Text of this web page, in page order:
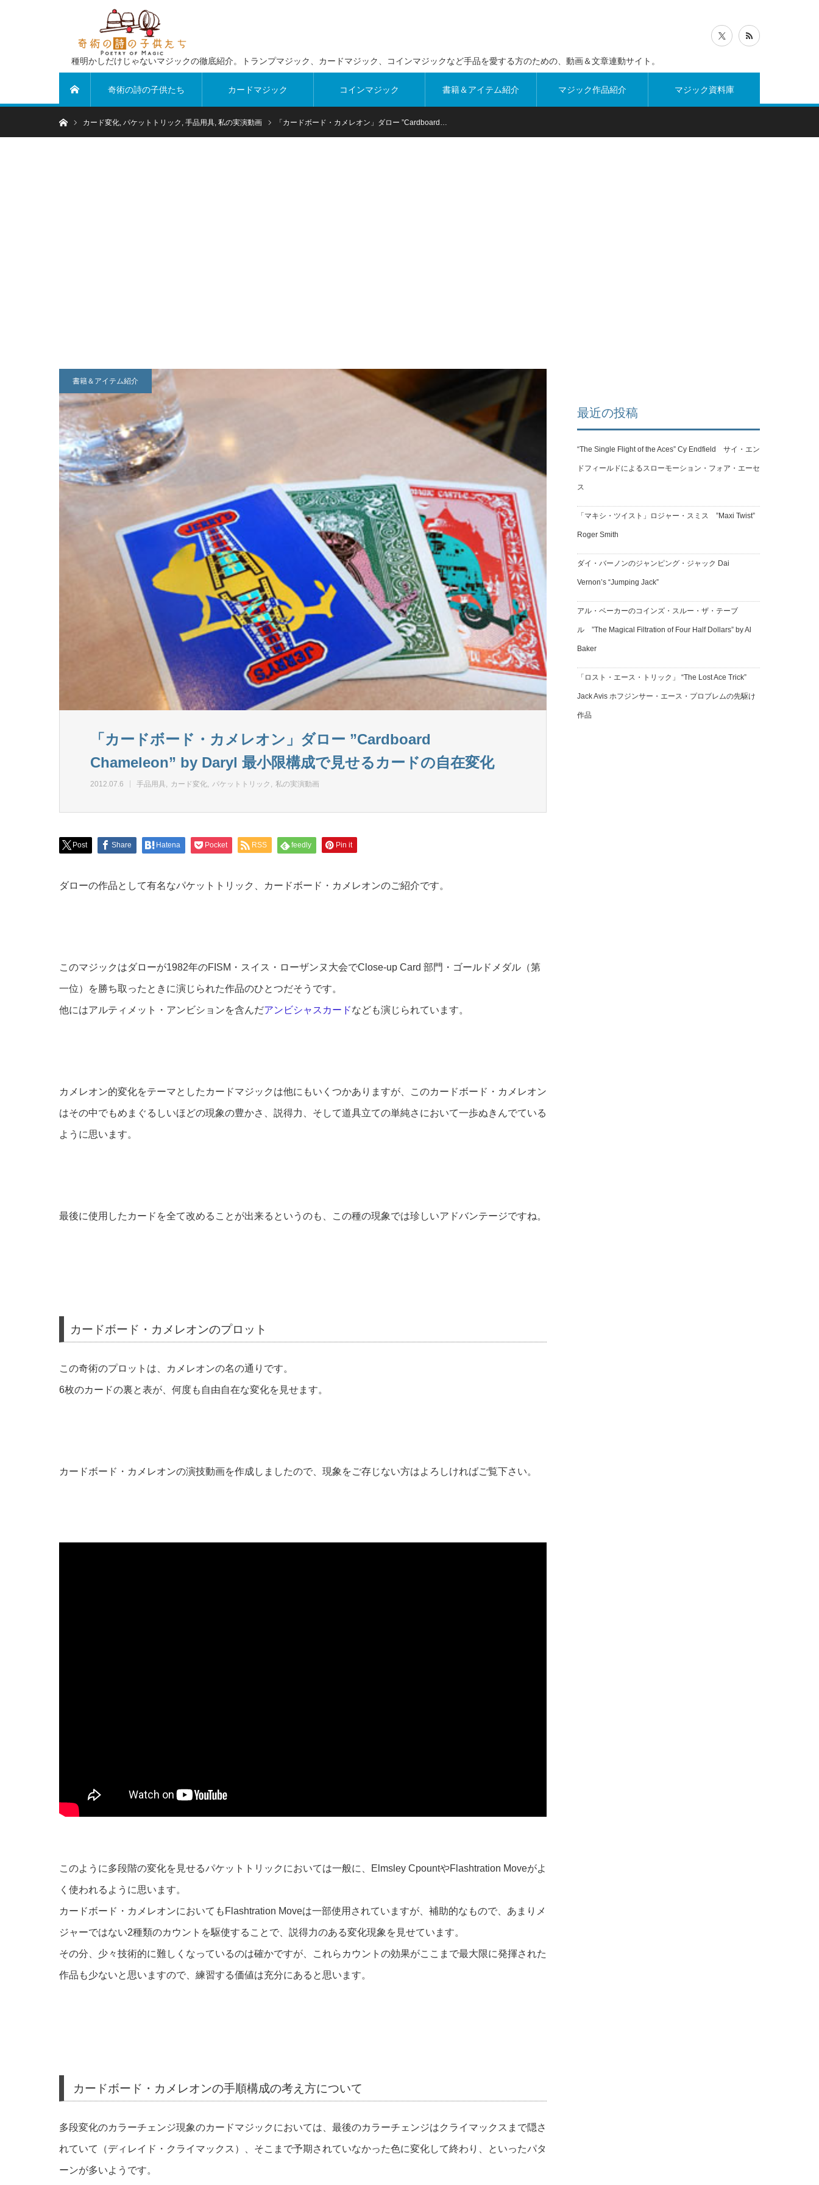
種明かしだけじゃないマジックの徹底紹介。トランプマジック、カードマジック、コインマジックなど手品を愛する方のための、動画＆文章連動サイト。
奇術の詩の子供たち カードマジック コインマジック 書籍＆アイテム紹介 マジック作品紹介 マジック資料庫
ホームカード変化, パケットトリック , 手品用具, 私の実演動画 「カードボード・カメレオン」ダロー ”Cardboard…
書籍＆アイテム紹介
「カードボード・カメレオン」ダロー ”Cardboard
Chameleon” by Daryl 最小限構成で見せるカードの自在変化
2012.07.6 手品用具 カード変化 パケットトリック 私の実演動画
Post Share Hatena Pocket RSS feedly Pin it
ダローの作品として有名なパケットトリック、カードボード・カメレオンのご紹介です。
このマジックはダローが1982年のFISM・スイス・ローザンヌ大会でClose-up Card 部門・ゴールドメダル（第
一位）を勝ち取ったときに演じられた作品のひとつだそうです。
他にはアルティメット・アンビションを含んだアンビシャスカードなども演じられています。
カメレオン的変化をテーマとしたカードマジックは他にもいくつかありますが、このカードボード・カメレオン
はその中でもめまぐるしいほどの現象の豊かさ、説得力、そして道具立ての単純さにおいて一歩ぬきんでている
ように思います。
最後に使用したカードを全て改めることが出来るというのも、この種の現象では珍しいアドバンテージですね。
カードボード・カメレオンのプロット
この奇術のプロットは、カメレオンの名の通りです。
6枚のカードの裏と表が、何度も自由自在な変化を見せます。
カードボード・カメレオンの演技動画を作成しましたので、現象をご存じない方はよろしければご覧下さい。
このように多段階の変化を見せるパケットトリックにおいては一般に、Elmsley CpountやFlashtration Moveがよ
く使われるように思います。
カードボード・カメレオンにおいてもFlashtration Moveは一部使用されていますが、補助的なもので、あまりメ
ジャーではない2種類のカウントを駆使することで、説得力のある変化現象を見せています。
その分、少々技術的に難しくなっているのは確かですが、これらカウントの効果がここまで最大限に発揮された
作品も少ないと思いますので、練習する価値は充分にあると思います。
カードボード・カメレオンの手順構成の考え方について
多段変化のカラーチェンジ現象のカードマジックにおいては、最後のカラーチェンジはクライマックスまで隠さ
れていて（ディレイド・クライマックス）、そこまで予期されていなかった色に変化して終わり、といったパタ
ーンが多いようです。
最近の投稿
“The Single Flight of the Aces” Cy Endfield サイ・エン
ドフィールドによるスローモーション・フォア・エーセ
ス
「マキシ・ツイスト」ロジャー・スミス ”Maxi Twist”
Roger Smith
ダイ・バーノンのジャンピング・ジャック Dai
Vernon’s “Jumping Jack”
アル・ベーカーのコインズ・スルー・ザ・テーブ
ル ”The Magical Filtration of Four Half Dollars” by Al
Baker
「ロスト・エース・トリック」 “The Lost Ace Trick”
Jack Avis ホフジンサー・エース・プロブレムの先駆け
作品